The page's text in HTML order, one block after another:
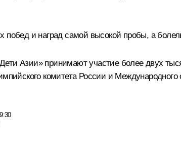
и наград самой высокой пробы, а
Азии» принимают участие более двух
комитета России и Международного